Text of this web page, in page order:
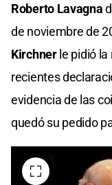
Roberto Lavagna
de noviembre de
Kirchnerle pidió la
recientes
evidencia de las
quedó su pedido